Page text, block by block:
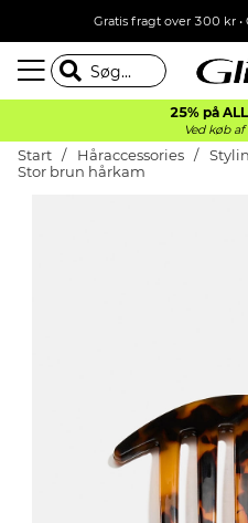
Gratis fragt over 300 kr
25% på
Ved køb
Start Håraccessories
Stor brun hårkam